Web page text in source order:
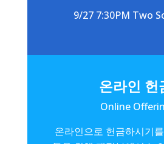
9/27 7:30PM Two
온라인 헌
Online
온라인으로 헌금하시기